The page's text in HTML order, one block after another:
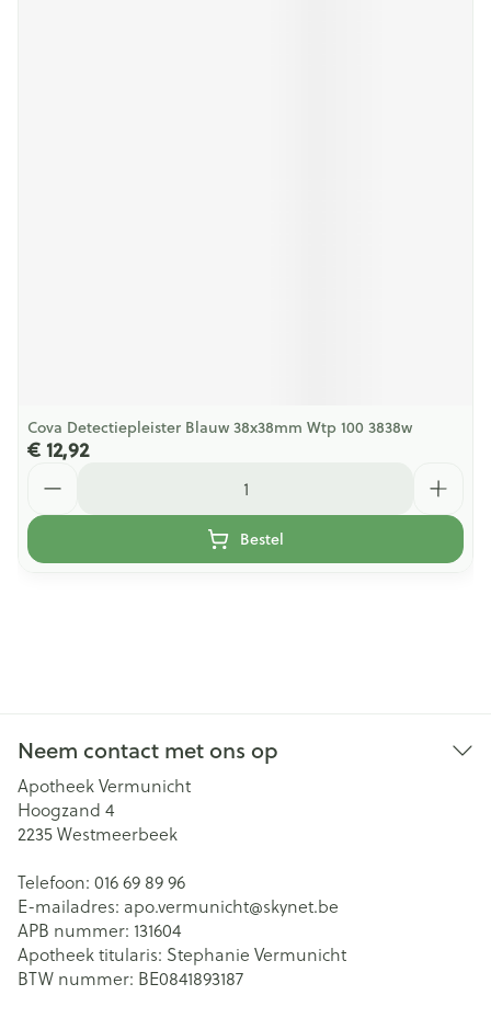
Cova Detectiepleister Blauw 38x38mm Wtp 100 3838w
€ 12,92
Bestel
Neem contact met ons op
Apotheek Vermunicht
Hoogzand 4
2235Westmeerbeek
Telefoon: 016 69 89 96
E-mailadres: apo.vermunicht@skynet.be
APB nummer: 131604
Apotheek titularis: Stephanie Vermunicht
BTW nummer: BE0841893187